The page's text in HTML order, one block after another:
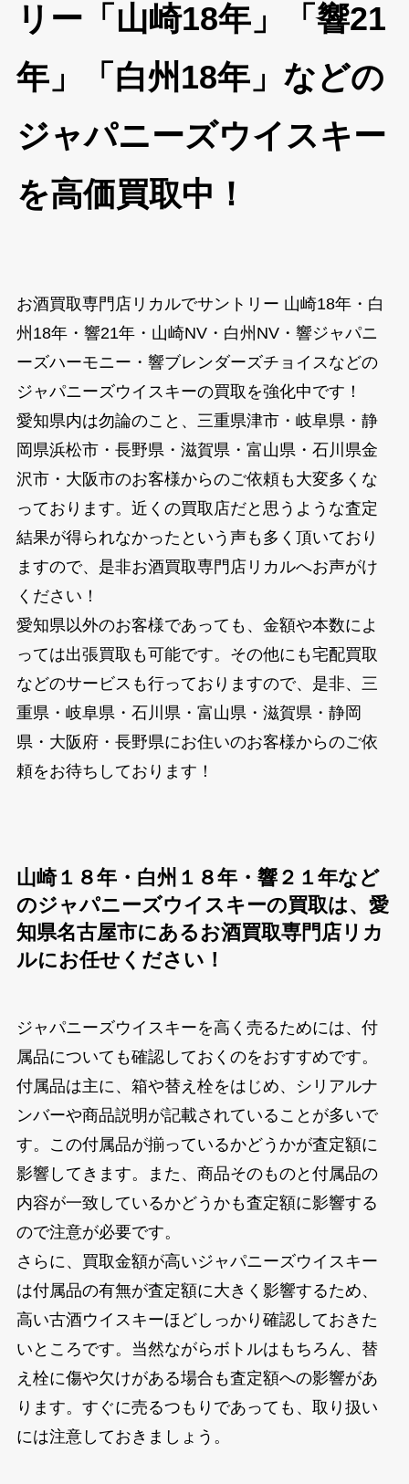
リー「山崎18年」「響21
年」「白州18年」などの
ジャパニーズウイスキー
を高価買取中！
お酒買取専門店リカルでサントリー 山崎18年・白
州18年・響21年・山崎NV・白州NV・響ジャパニ
ーズハーモニー・響ブレンダーズチョイスなどの
ジャパニーズウイスキーの買取を強化中です！
愛知県内は勿論のこと、三重県津市・岐阜県・静
岡県浜松市・長野県・滋賀県・富山県・石川県金
沢市・大阪市のお客様からのご依頼も大変多くな
っております。近くの買取店だと思うような査定
結果が得られなかったという声も多く頂いており
ますので、是非お酒買取専門店リカルへお声がけ
ください！
愛知県以外のお客様であっても、金額や本数によ
っては出張買取も可能です。その他にも宅配買取
などのサービスも行っておりますので、是非、三
重県・岐阜県・石川県・富山県・滋賀県・静岡
県・大阪府・長野県にお住いのお客様からのご依
頼をお待ちしております！
山崎１８年・白州１８年・響２１年など
のジャパニーズウイスキーの買取は、愛
知県名古屋市にあるお酒買取専門店リカ
ルにお任せください！
ジャパニーズウイスキーを高く売るためには、付
属品についても確認しておくのをおすすめです。
付属品は主に、箱や替え栓をはじめ、シリアルナ
ンバーや商品説明が記載されていることが多いで
す。この付属品が揃っているかどうかが査定額に
影響してきます。また、商品そのものと付属品の
内容が一致しているかどうかも査定額に影響する
ので注意が必要です。
さらに、買取金額が高いジャパニーズウイスキー
は付属品の有無が査定額に大きく影響するため、
高い古酒ウイスキーほどしっかり確認しておきた
いところです。当然ながらボトルはもちろん、替
え栓に傷や欠けがある場合も査定額への影響があ
ります。すぐに売るつもりであっても、取り扱い
には注意しておきましょう。